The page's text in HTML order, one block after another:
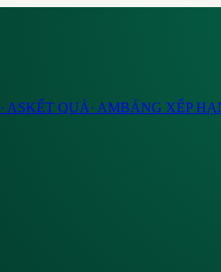
· ASKẾT QUẢ· AMBẢNG XẾP